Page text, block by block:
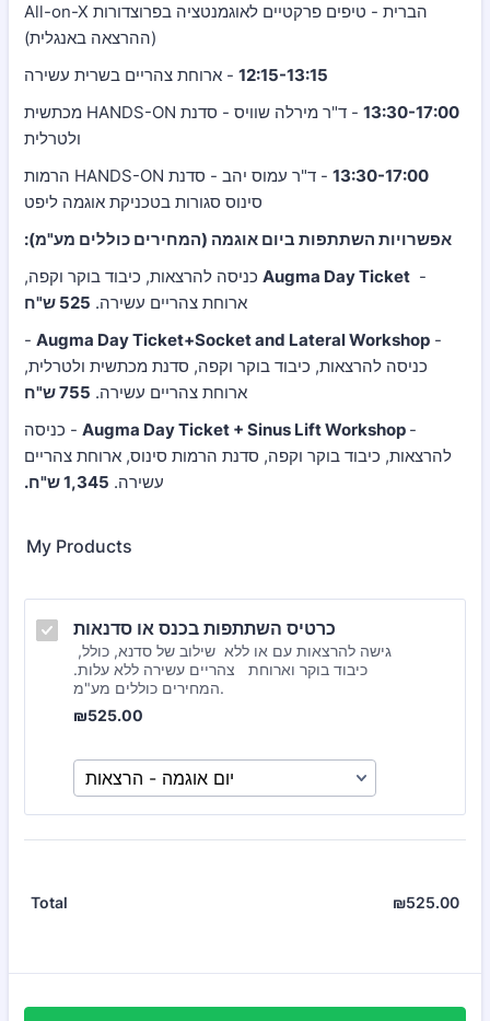
הברית - טיפים פרקטיים לאוגמנטציה בפרוצדורות All-on-X
(ההרצאה באנגלית)
12:15-13:15 - ארוחת צהריים בשרית עשירה
13:30-17:00
- ד"ר מירלה שוויס - סדנת HANDS-ON מכתשית
ולטרלית
13:30-17:00
- ד"ר עמוס יהב - סדנת HANDS-ON הרמות
סינוס סגורות בטכניקת אוגמה ליפט
אפשרויות השתתפות ביום אוגמה (המחירים כוללים מע"מ):
-
Augma Day Ticket כניסה להרצאות, כיבוד בוקר וקפה,
ארוחת צהריים עשירה. 525 ש"ח
-
Augma Day Ticket+Socket and Lateral Workshop
-
כניסה להרצאות, כיבוד בוקר וקפה, סדנת מכתשית ולטרלית,
ארוחת צהריים עשירה. 755 ש"ח
-
- כניסה
להרצאות, כיבוד בוקר וקפה, סדנת הרמות סינוס, ארוחת צהריים
עשירה. 1,345 ש"ח.
My Products
כרטיס השתתפות בכנס או סדנאות
,גישה להרצאות עם או ללא שילוב של סדנא, כולל
כיבוד בוקר וארוחת צהריים עשירה ללא עלות.
המחירים כוללים מע"מ.
₪525.00
₪525.00
Total ₪525.00